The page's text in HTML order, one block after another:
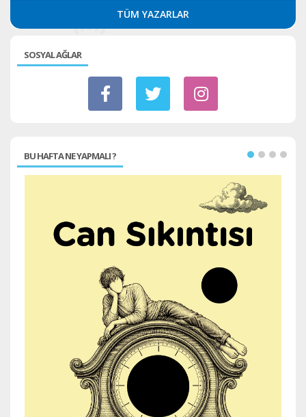
TÜM YAZARLAR
SOSYAL AĞLAR
BU HAFTA NE YAPMALI ?